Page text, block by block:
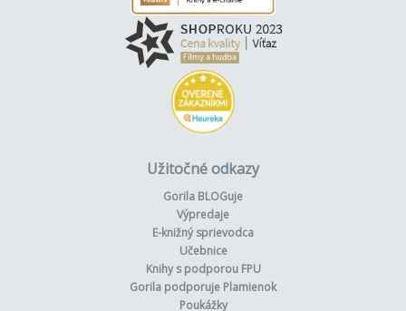
Užitočné odkazy
Gorila BLOGuje
Výpredaje
E-knižný sprievodca
Učebnice
Knihy s podporou FPU
Gorila podporuje Plamienok
Poukážky